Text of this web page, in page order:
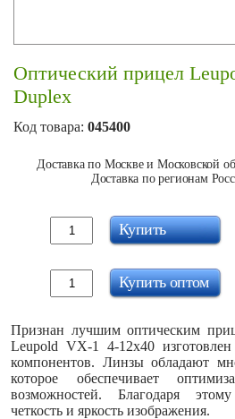
Оптический прицел
Duplex
Код товара: 045400
Доставка по Москве и Московской
Доставка по регионам
Купить
Купить оптом
Признан лучшим оптическим
Leupold VX-1 4-12x40 изготовлен
компонентов. Линзы обладают
которое обеспечивает
возможностей. Благодаря
четкость и яркость изображения.